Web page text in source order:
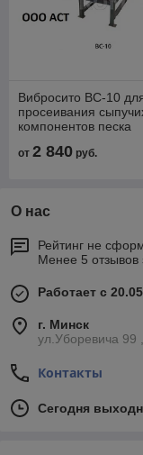
Вибросито ВС-10
просеивания
компонентов песка
от 2 840 руб.
О нас
Рейтинг не
Менее 5 отзывов
Работает с
г. Минск
ул.Уборевича 99
Контакты
Сегодня